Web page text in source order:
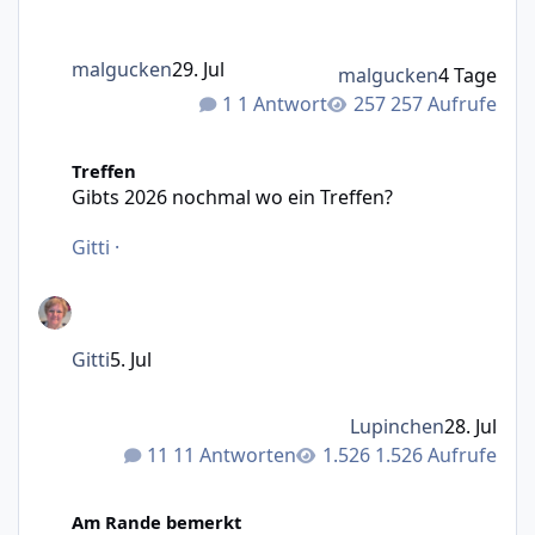
1 Antwort 257 Aufrufe
malgucken29. Jul malgucken4 Tage
Treffen
Gibts 2026 nochmal wo ein Treffen?
Gitti ·
11 Antworten 1.526 Aufrufe
Gitti5. Jul
Lupinchen28. Jul
Am Rande bemerkt